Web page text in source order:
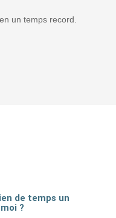
un temps record.
de temps un
?